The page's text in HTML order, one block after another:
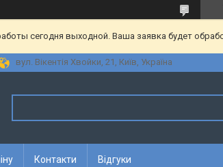
сегодня выходной. Ваша заявка будет
вул. Вікентія Хвойки, 21, Київ, Україна
Контакти Відгуки